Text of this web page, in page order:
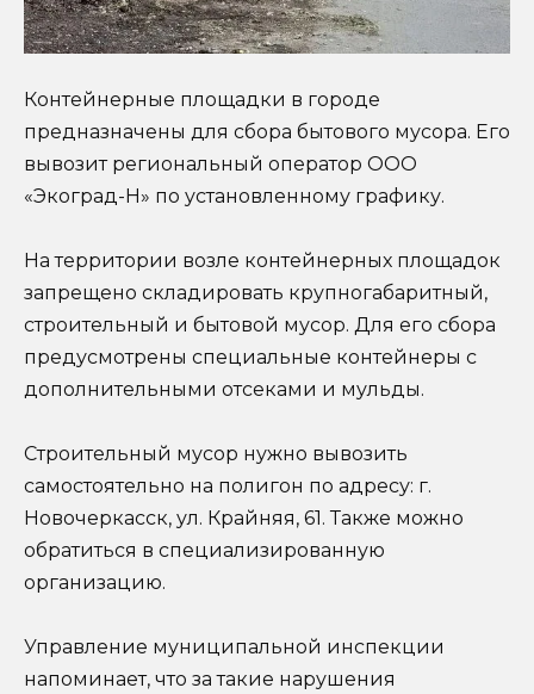
Контейнерные площадки в городе
предназначены для сбора бытового мусора. Его
вывозит региональный оператор ООО
«Экоград-Н» по установленному графику.
На территории возле контейнерных площадок
запрещено складировать крупногабаритный,
строительный и бытовой мусор. Для его сбора
предусмотрены специальные контейнеры с
дополнительными отсеками и мульды.
Строительный мусор нужно вывозить
самостоятельно на полигон по адресу: г.
Новочеркасск, ул. Крайняя, 61. Также можно
обратиться в специализированную
организацию.
Управление муниципальной инспекции
напоминает, что за такие нарушения